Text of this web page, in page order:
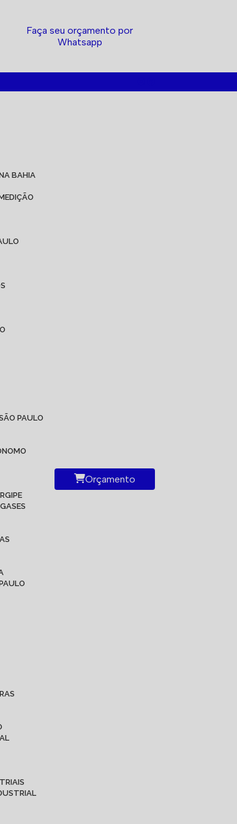
Faça seu orçamento por
Whatsapp
BAHIA
PAULO
Orçamento